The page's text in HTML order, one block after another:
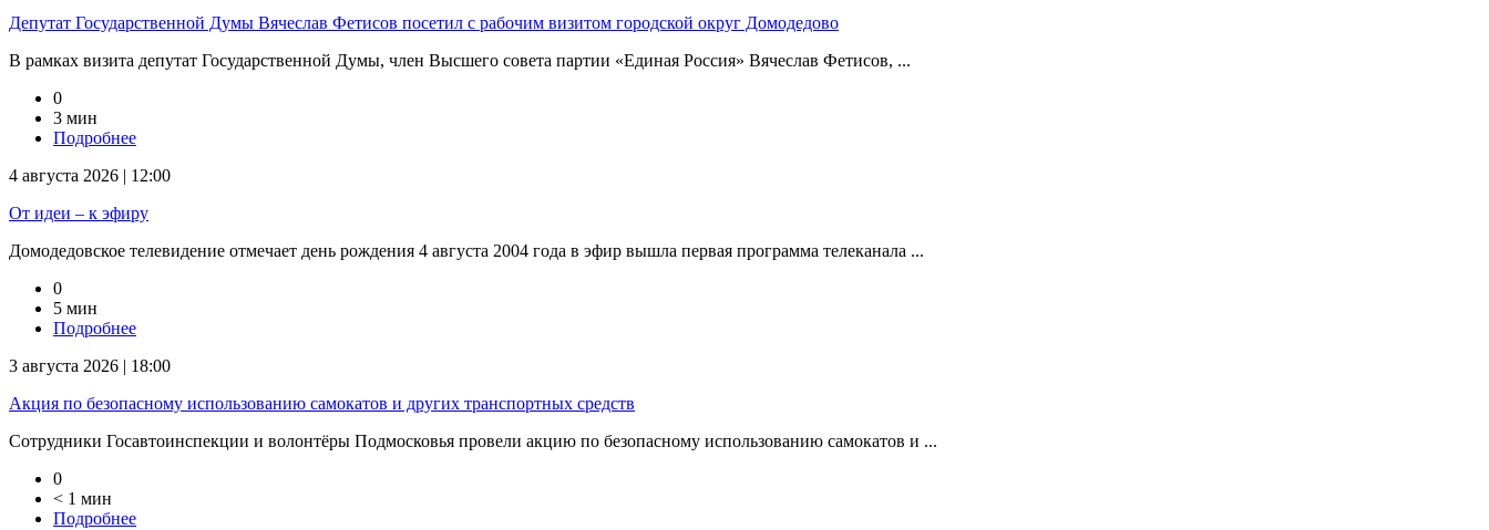
Депутат Государственной Думы Вячеслав Фетисов посетил с рабочим визитом городской округ Домодедово
В рамках визита депутат Государственной Думы, член Высшего совета партии «Единая Россия» Вячеслав Фетисов, ...
0
3 мин
Подробнее
4 августа 2026 | 12:00
От идеи – к эфиру
Домодедовское телевидение отмечает день рождения 4 августа 2004 года в эфир вышла первая программа телеканала ...
0
5 мин
Подробнее
3 августа 2026 | 18:00
Акция по безопасному использованию самокатов и других транспортных средств
Сотрудники Госавтоинспекции и волонтёры Подмосковья провели акцию по безопасному использованию самокатов и ...
0
< 1 мин
Подробнее